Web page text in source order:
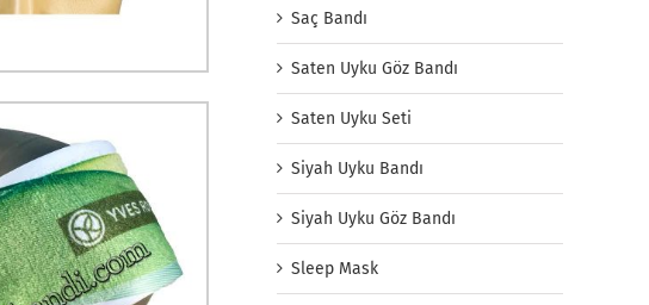
Saç Bandı
Saten Uyku Göz Bandı
Saten Uyku Seti
Siyah Uyku Bandı
Siyah Uyku Göz Bandı
Sleep Mask